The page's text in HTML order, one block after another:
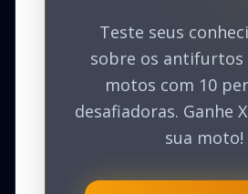
Teste seus
sobre os antifurtos
motos com 10
desafiadoras. Ganhe
sua moto!